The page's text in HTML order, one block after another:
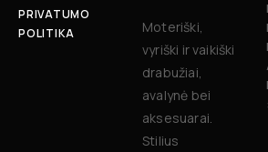
PRIVATUMO
POLITIKA
Moteriški,
vyriški ir vaikiški
drabužiai,
avalynė bei
aksesuarai.
Stilius